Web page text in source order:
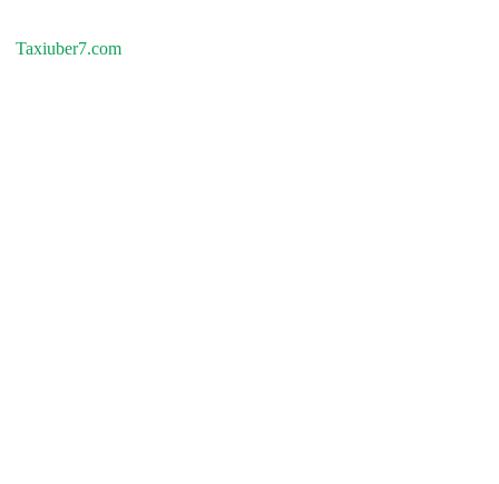
Taxiuber7.com